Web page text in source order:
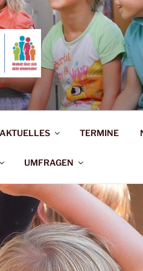
AKTUELLES TERMINE
UMFRAGEN